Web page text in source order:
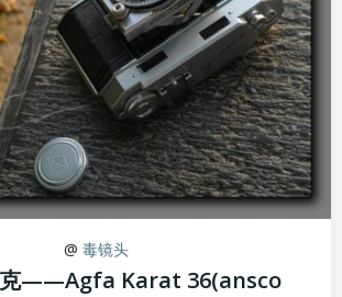
@ 毒镜头
克——Agfa Karat 36(ansco